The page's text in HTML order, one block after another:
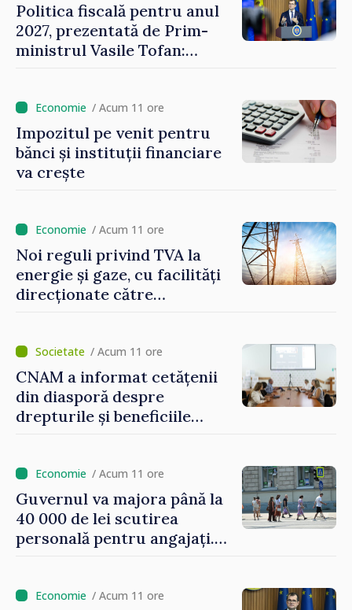
Politica fiscală pentru anul
2027, prezentată de Prim-
ministrul Vasile Tofan:
taxare mai echitabilă
/ Acum 11 ore
Impozitul pe venit pentru
bănci și instituții financiare
va crește
/ Acum 11 ore
Noi reguli privind TVA la
energie și gaze, cu facilități
direcționate către
/ Acum 11 ore
CNAM a informat cetățenii
din diasporă despre
drepturile și beneficiile
/ Acum 11 ore
Guvernul va majora până la
40 000 de lei scutirea
personală pentru angajați.
oamenilor”/ Acum 11 ore